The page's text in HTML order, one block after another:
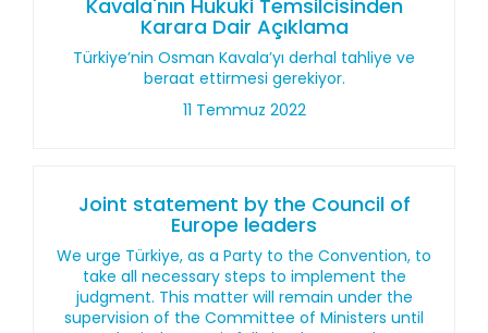
Kavala'nın Hukuki Temsilcisinden
Karara Dair Açıklama
Türkiye’nin Osman Kavala’yı derhal tahliye ve
beraat ettirmesi gerekiyor.
11 Temmuz 2022
Joint statement by the Council of
Europe leaders
We urge Türkiye, as a Party to the Convention, to
take all necessary steps to implement the
judgment. This matter will remain under the
supervision of the Committee of Ministers until